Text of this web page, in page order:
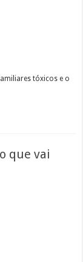
tóxicos e o
que vai